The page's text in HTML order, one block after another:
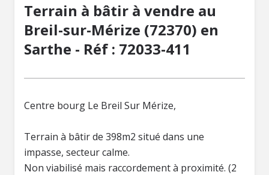
Terrain à bâtir à vendre au
Breil-sur-Mérize (72370) en
Sarthe - Réf : 72033-411
Centre bourg Le Breil Sur Mérize,
Terrain à bâtir de 398m2 situé dans une
impasse, secteur calme.
Non viabilisé mais raccordement à proximité. (2